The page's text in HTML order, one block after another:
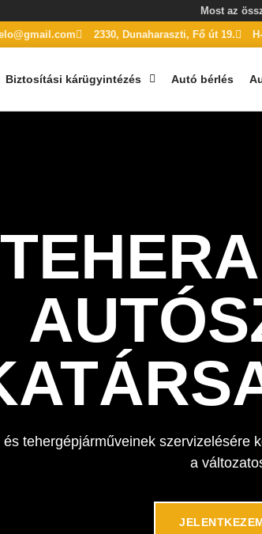
Most az
2330, Dunaharaszti, Fő út 19.
Biztosítási kárügyintézés Autó bérlés
tehergépjárműveinek
a